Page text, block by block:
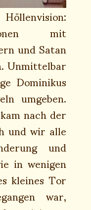
mit
und Satan
Unmittelbar
Dominikus
umgeben.
nach der
und wir alle
und
in wenigen
kleines Tor
war,